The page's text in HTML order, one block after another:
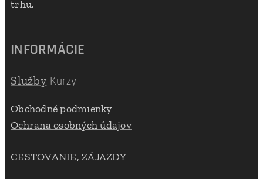
trhu.
INFORMÁCIE
SlužbyKurzy
Obchodné podmienky
Ochrana osobných údajov
CESTOVANIE, ZÁJAZDY